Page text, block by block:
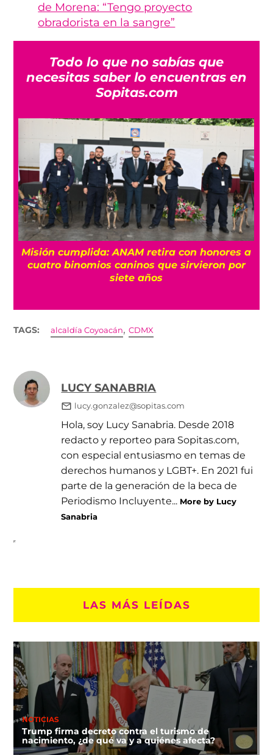
de Morena: “Tengo proyecto
obradorista en la sangre”
Todo lo que no sabías que
necesitas saber lo encuentras en
Sopitas.com
Misión cumplida: ANAM retira con honores a
cuatro binomios caninos que sirvieron por
siete años
TAGS: alcaldía Coyoacán,CDMX
LUCY SANABRIA
lucy.gonzalez@sopitas.com
Hola, soy Lucy Sanabria. Desde 2018
redacto y reporteo para Sopitas.com,
con especial entusiasmo en temas de
derechos humanos y LGBT+. En 2021 fui
parte de la generación de la beca de
Periodismo Incluyente... More by Lucy
Sanabria
LAS MÁS LEÍDAS
NOTICIAS
Trump firma decreto contra el turismo de
nacimiento, ¿de qué va y a quiénes afecta?